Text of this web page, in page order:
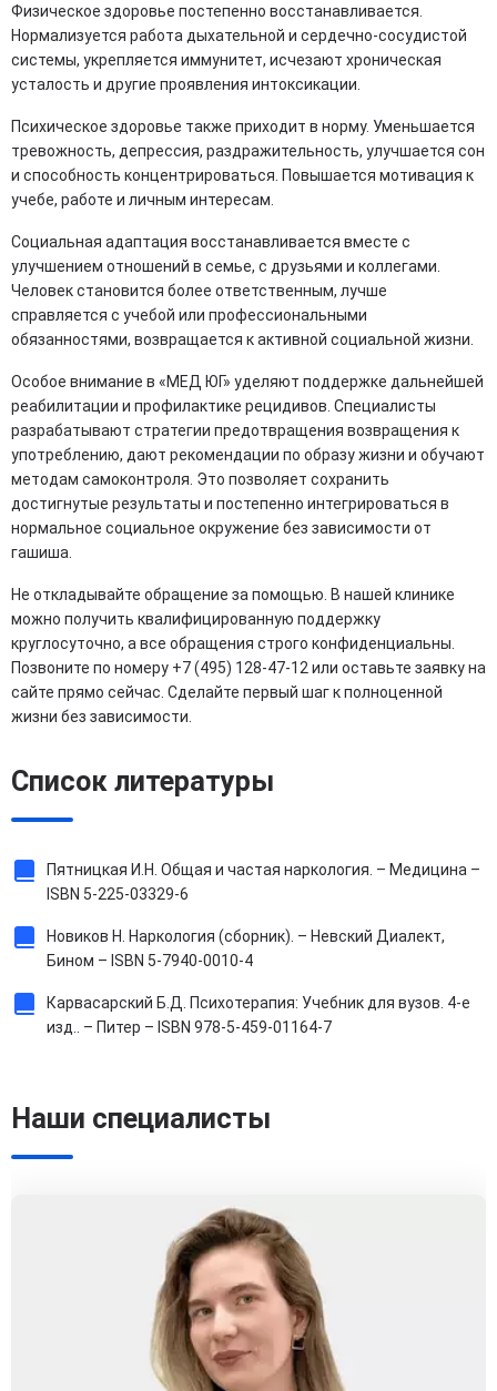
Физическое здоровье постепенно восстанавливается.
Нормализуется работа дыхательной и сердечно-сосудистой
системы, укрепляется иммунитет, исчезают хроническая
усталость и другие проявления интоксикации.
Психическое здоровье также приходит в норму. Уменьшается
тревожность, депрессия, раздражительность, улучшается сон
и способность концентрироваться. Повышается мотивация к
учебе, работе и личным интересам.
Социальная адаптация восстанавливается вместе с
улучшением отношений в семье, с друзьями и коллегами.
Человек становится более ответственным, лучше
справляется с учебой или профессиональными
обязанностями, возвращается к активной социальной жизни.
Особое внимание в «МЕД ЮГ» уделяют поддержке дальнейшей
реабилитации и профилактике рецидивов. Специалисты
разрабатывают стратегии предотвращения возвращения к
употреблению, дают рекомендации по образу жизни и обучают
методам самоконтроля. Это позволяет сохранить
достигнутые результаты и постепенно интегрироваться в
нормальное социальное окружение без зависимости от
гашиша.
Не откладывайте обращение за помощью. В нашей клинике
можно получить квалифицированную поддержку
круглосуточно, а все обращения строго конфиденциальны.
Позвоните по номеру +7 (495) 128-47-12 или оставьте заявку на
сайте прямо сейчас. Сделайте первый шаг к полноценной
жизни без зависимости.
Список литературы
Пятницкая И.Н. Общая и частая наркология. – Медицина –
ISBN 5-225-03329-6
Новиков Н. Наркология (сборник). – Невский Диалект,
Бином – ISBN 5-7940-0010-4
Карвасарский Б.Д. Психотерапия: Учебник для вузов. 4-е
изд.. – Питер – ISBN 978-5-459-01164-7
Наши специалисты